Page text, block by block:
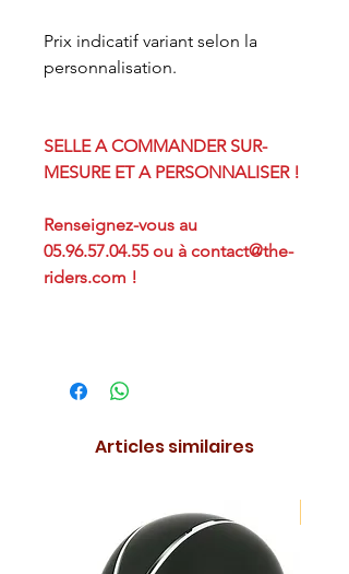
Prix indicatif variant selon la
personnalisation.
SELLE A COMMANDER SUR-
MESURE ET A PERSONNALISER !
Renseignez-vous au
05.96.57.04.55 ou à contact@the-
riders.com !
Articles similaires